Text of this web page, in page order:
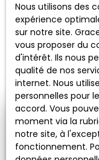
Besoin
Nous utilisons des
expérience
sur notre site.
vous proposer du
d'intérêt. Ils nous
qualité de nos
internet. Nous
personnelles pour
accord. Vous
moment via la
notre site, à
fonctionnement.